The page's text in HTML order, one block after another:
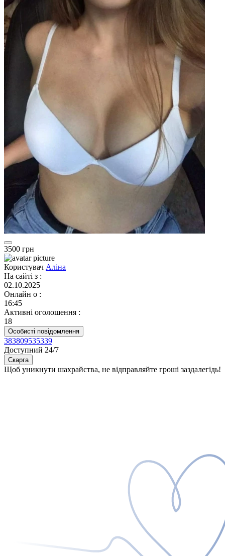
3500 грн
Користувач Аліна
На сайті з :
02.10.2025
Онлайн о :
16:45
Активні оголошення :
18
Особисті повідомлення
383809535339
Доступний 24/7
Скарга
Щоб уникнути шахрайства, не відправляйте гроші заздалегідь!